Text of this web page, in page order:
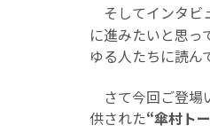
そしてインタビ
に進みたいと思
ゆる人たちに読ん
さて今回ご登場
供された“傘村ト